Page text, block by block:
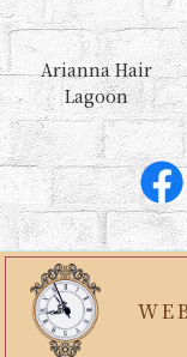
Arianna Hair
Lagoon